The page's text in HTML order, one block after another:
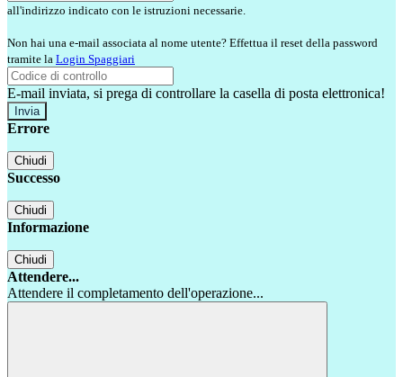
all'indirizzo indicato con le istruzioni necessarie.
Non hai una e-mail associata al nome utente? Effettua il reset della password
tramite la Login Spaggiari
E-mail inviata, si prega di controllare la casella di posta elettronica!
Errore
Chiudi
Successo
Chiudi
Informazione
Chiudi
Attendere...
Attendere il completamento dell'operazione...